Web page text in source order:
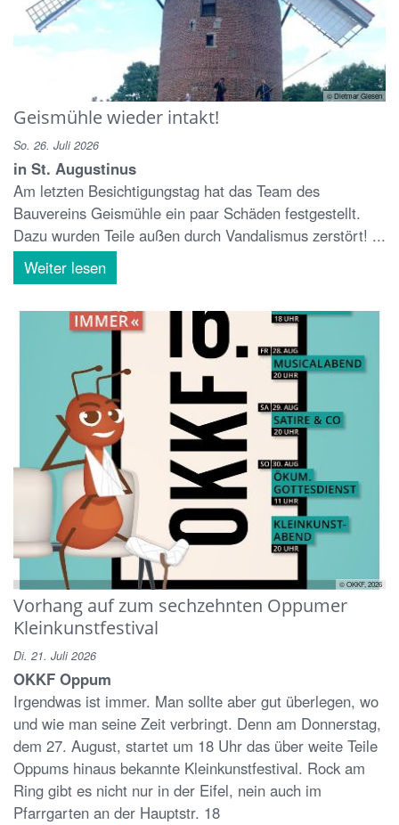
© Dietmar Giesen
Geismühle wieder intakt!
So. 26. Juli 2026
in St. Augustinus
Am letzten Besichtigungstag hat das Team des
Bauvereins Geismühle ein paar Schäden festgestellt.
Dazu wurden Teile außen durch Vandalismus zerstört! ...
Weiter lesen
© OKKF, 2026
Vorhang auf zum sechzehnten Oppumer
Kleinkunstfestival
Di. 21. Juli 2026
OKKF Oppum
Irgendwas ist immer. Man sollte aber gut überlegen, wo
und wie man seine Zeit verbringt. Denn am Donnerstag,
dem 27. August, startet um 18 Uhr das über weite Teile
Oppums hinaus bekannte Kleinkunstfestival. Rock am
Ring gibt es nicht nur in der Eifel, nein auch im
Pfarrgarten an der Hauptstr. 18